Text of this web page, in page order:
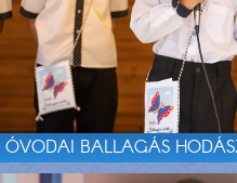
ÓVODAI BALLAGÁS